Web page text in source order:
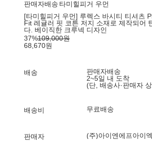
판매자배송 타미힐피거 우먼
[타미힐피거 우먼] 루렉스 바시티 티셔츠
Fit 레귤러 핏 코튼 저지 소재로 제작되어
다. 베이직한 크루넥 디자인
37%109,000원
68,670원
배송
판매자배송
2~5일 내 도착
(단, 배송사·판매자
배송비 무료배송
판매자 (주)아이엔에프아이